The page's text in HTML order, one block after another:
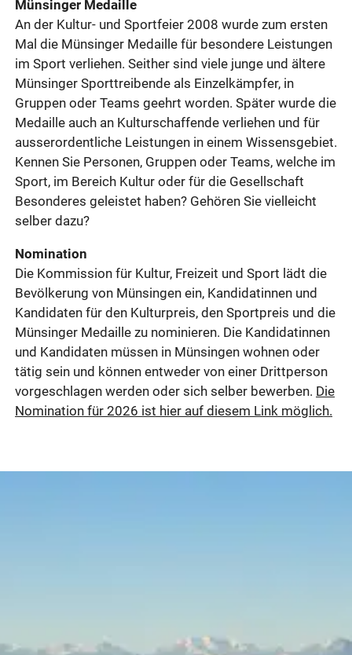
Münsinger Medaille
An der Kultur- und Sportfeier 2008 wurde zum ersten
Mal die Münsinger Medaille für besondere Leistungen
im Sport verliehen. Seither sind viele junge und ältere
Münsinger Sporttreibende als Einzelkämpfer, in
Gruppen oder Teams geehrt worden. Später wurde die
Medaille auch an Kulturschaffende verliehen und für
ausserordentliche Leistungen in einem Wissensgebiet.
Kennen Sie Personen, Gruppen oder Teams, welche im
Sport, im Bereich Kultur oder für die Gesellschaft
Besonderes geleistet haben? Gehören Sie vielleicht
selber dazu?
Nomination
Die Kommission für Kultur, Freizeit und Sport lädt die
Bevölkerung von Münsingen ein, Kandidatinnen und
Kandidaten für den Kulturpreis, den Sportpreis und die
Münsinger Medaille zu nominieren. Die Kandidatinnen
und Kandidaten müssen in Münsingen wohnen oder
tätig sein und können entweder von einer Drittperson
vorgeschlagen werden oder sich selber bewerben. Die
Nomination für 2026 ist hier auf diesem Link möglich.